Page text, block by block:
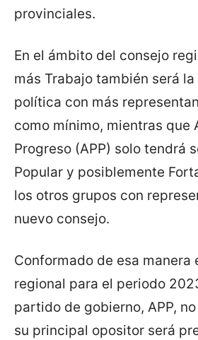
provinciales.
En el ámbito del consejo
más Trabajo también será
política con más
como mínimo, mientras que
Progreso (APP) solo tendrá
Popular y posiblemente
los otros grupos con
nuevo consejo.
Conformado de esa manera
regional para el periodo
partido de gobierno, APP,
su principal opositor será